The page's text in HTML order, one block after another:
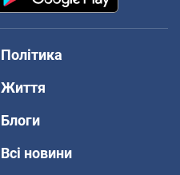
Політика
Життя
Блоги
Всі новини